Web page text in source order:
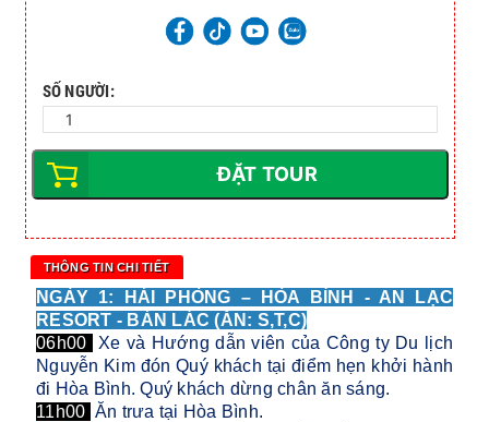
SỐ NGƯỜI:
ĐẶT TOUR
THÔNG TIN CHI TIẾT
NGÀY 1: HẢI PHÒNG – HÒA BÌNH - AN LẠC
RESORT - BẢN LÁC (ĂN: S,T,C)
06h00
Xe và Hướng dẫn viên của Công ty Du lịch
Nguyễn Kim đón Quý khách tại điểm hẹn khởi hành
đi Hòa Bình. Quý khách dừng chân ăn sáng.
11h00 Ăn trưa tại Hòa Bình.